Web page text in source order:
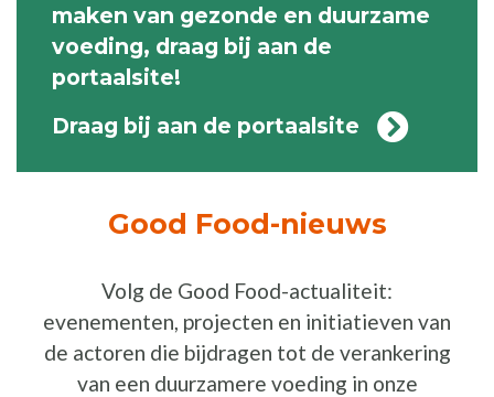
maken van gezonde en duurzame
voeding, draag bij aan de
portaalsite!
Draag bij aan de portaalsite
Good Food-nieuws
Volg de Good Food-actualiteit:
evenementen, projecten en initiatieven van
de actoren die bijdragen tot de verankering
van een duurzamere voeding in onze